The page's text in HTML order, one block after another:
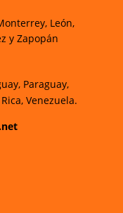
León,
y Zapopán
Paraguay,
Venezuela.